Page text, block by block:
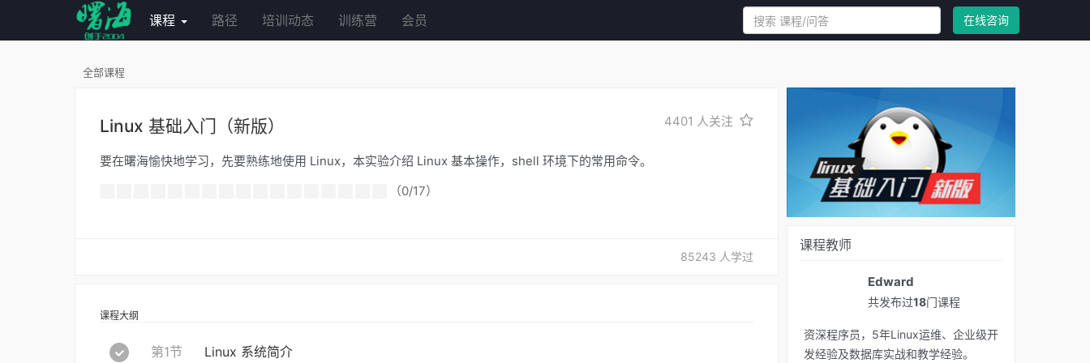
课程 路径 培训动态 训练营 会员 在线咨询
全部课程
Linux 基础入门（新版） 4401 人关注
要在曙海愉快地学习，先要熟练地使用 Linux，本实验介绍 Linux 基本操作，shell 环境下的常用命令。
（0/17）
85243 人学过
课程大纲
第1节 Linux 系统简介
课程教师
Edward
共发布过18门课程
资深程序员，5年Linux运维、企业级开
发经验及数据库实战和教学经验。